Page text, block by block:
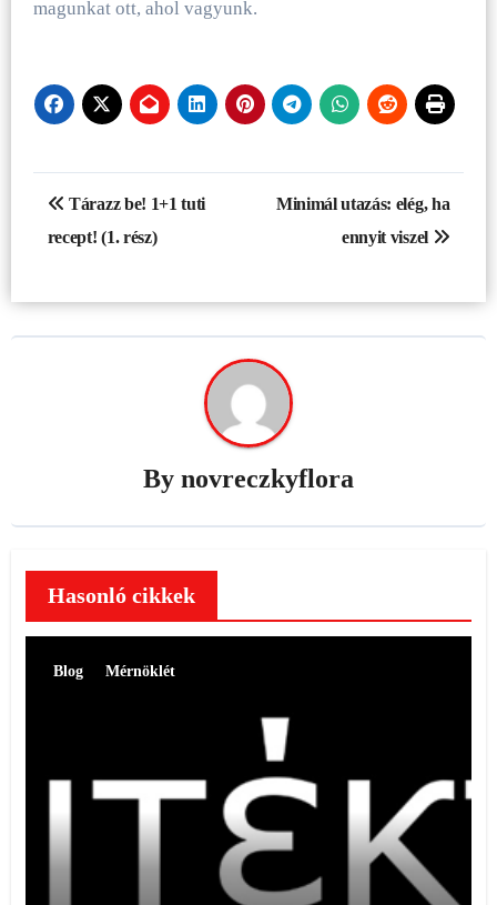
magunkat ott, ahol vagyunk.
Bejegyzés
navigáció
Tárazz be! 1+1 tuti
recept! (1. rész)
Minimál utazás: elég, ha
ennyit viszel
By novreczkyflora
Hasonló cikkek
Blog Mérnöklét